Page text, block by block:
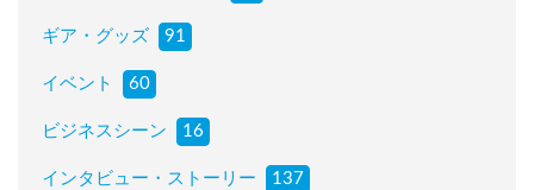
ギア・グッズ 91
イベント 60
ビジネスシーン 16
インタビュー・ストーリー 137